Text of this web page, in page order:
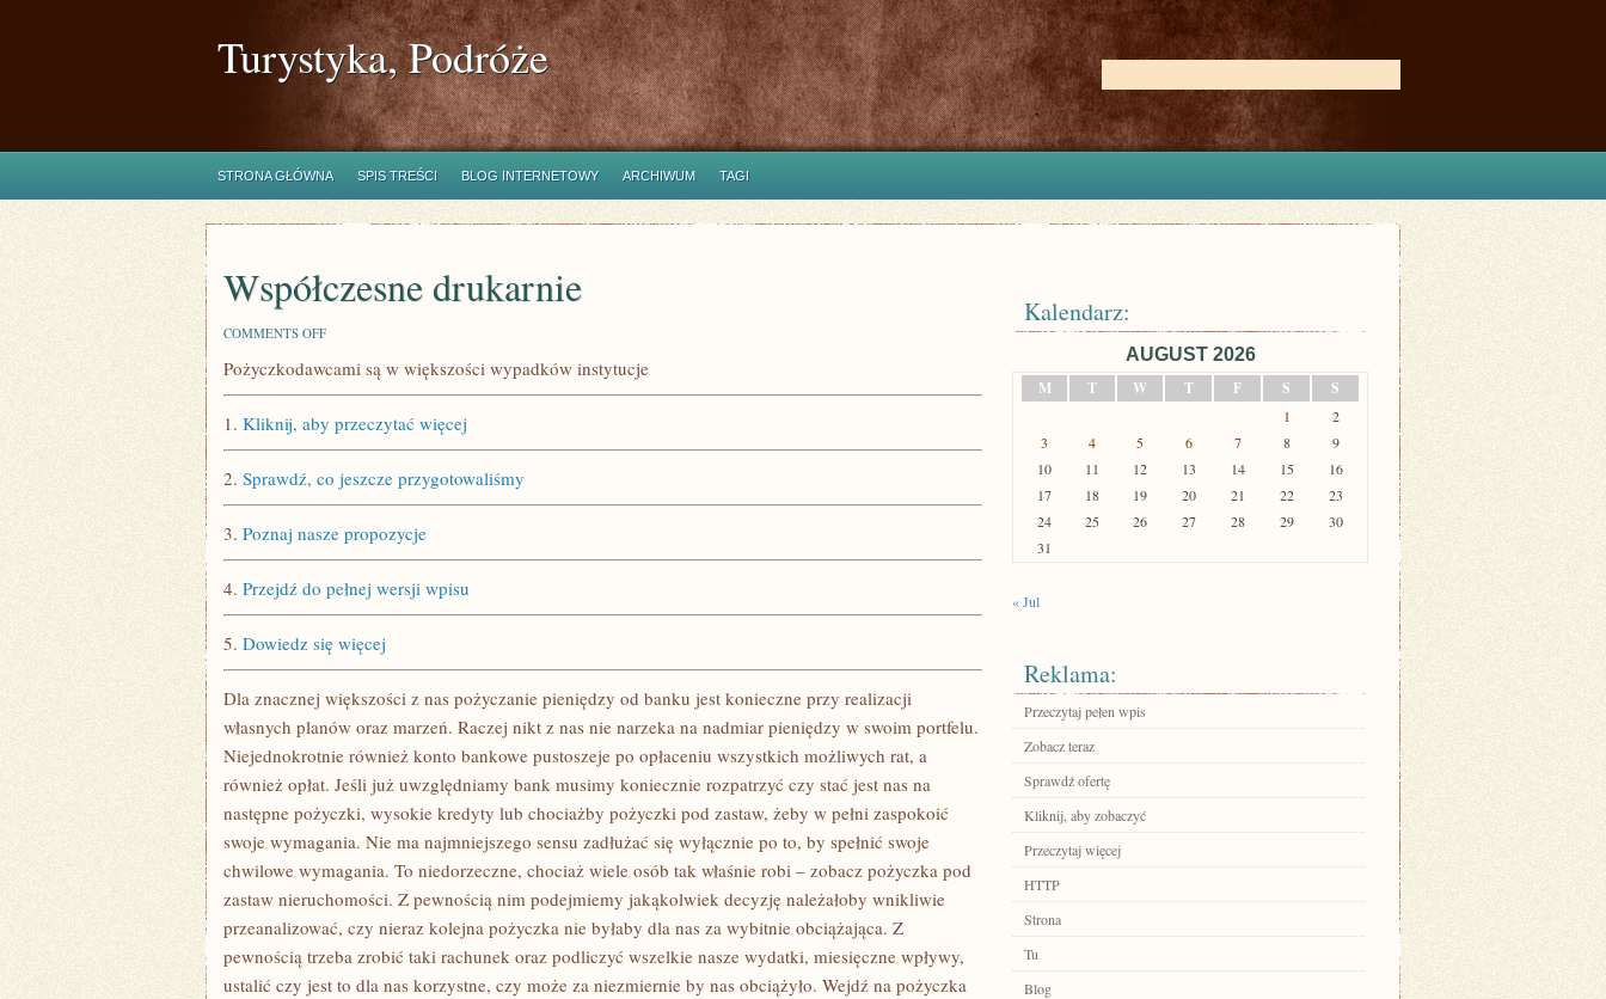
Turystyka, Podróże
STRONA GŁÓWNA SPIS TREŚCI BLOG INTERNETOWY ARCHIWUM TAGI
Współczesne drukarnie
COMMENTS OFFON
DRUKARNIE
Pożyczkodawcami są w większości wypadków instytucje
1. Kliknij, aby przeczytać więcej
2. Sprawdź, co jeszcze przygotowaliśmy
3. Poznaj nasze propozycje
4. Przejdź do pełnej wersji wpisu
5. Dowiedz się więcej
Dla znacznej większości z nas pożyczanie pieniędzy od banku jest konieczne przy realizacji
własnych planów oraz marzeń. Raczej nikt z nas nie narzeka na nadmiar pieniędzy w swoim portfelu.
Niejednokrotnie również konto bankowe pustoszeje po opłaceniu wszystkich możliwych rat, a
również opłat. Jeśli już uwzględniamy bank musimy koniecznie rozpatrzyć czy stać jest nas na
następne pożyczki, wysokie kredyty lub chociażby pożyczki pod zastaw, żeby w pełni zaspokoić
swoje wymagania. Nie ma najmniejszego sensu zadłużać się wyłącznie po to, by spełnić swoje
chwilowe wymagania. To niedorzeczne, chociaż wiele osób tak właśnie robi – zobacz pożyczka pod
zastaw nieruchomości. Z pewnością nim podejmiemy jakąkolwiek decyzję należałoby wnikliwie
przeanalizować, czy nieraz kolejna pożyczka nie byłaby dla nas za wybitnie obciążająca. Z
pewnością trzeba zrobić taki rachunek oraz podliczyć wszelkie nasze wydatki, miesięczne wpływy,
ustalić czy jest to dla nas korzystne, czy może za niezmiernie by nas obciążyło. Wejdź na pożyczka
Kalendarz:
AUGUST 2026
M
T W T F S S
1
2
3
4 5 6 7 8
9
10
11 12 13 14 15
16
17
18 19 20 21 22
23
24
25 26 27 28 29
30
31
« Jul
Reklama:
Przeczytaj pełen wpis
Zobacz teraz
Sprawdź ofertę
Kliknij, aby zobaczyć
Przeczytaj więcej
HTTP
Strona
Tu
Blog